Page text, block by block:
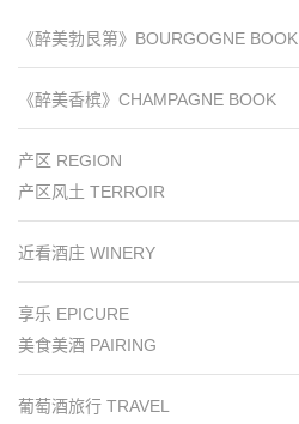
《醉美勃艮第》BOURGOGNE BOOK
《醉美香槟》CHAMPAGNE BOOK
产区 REGION
产区风土 TERROIR
近看酒庄 WINERY
享乐 EPICURE
美食美酒 PAIRING
葡萄酒旅行 TRAVEL